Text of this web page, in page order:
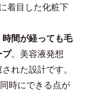
着目した化粧下
時間が経っても毛
プ。美容液発想
れた設計です。
時にできる点が